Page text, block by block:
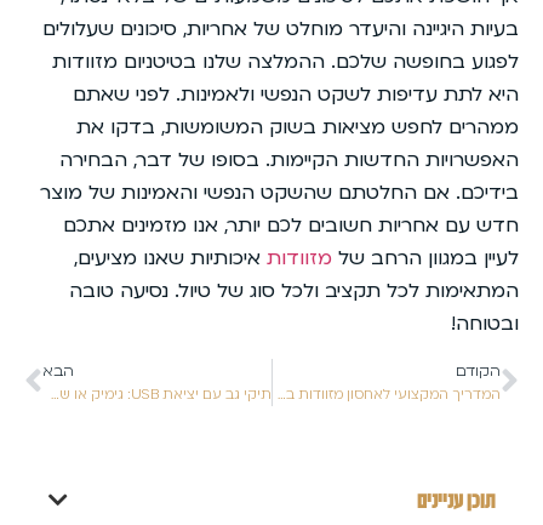
בעיות היגיינה והיעדר מוחלט של אחריות, סיכונים שעלולים
לפגוע בחופשה שלכם. ההמלצה שלנו בטיטניום מזוודות
היא לתת עדיפות לשקט הנפשי ולאמינות. לפני שאתם
ממהרים לחפש מציאות בשוק המשומשות, בדקו את
האפשרויות החדשות הקיימות. בסופו של דבר, הבחירה
בידיכם. אם החלטתם שהשקט הנפשי והאמינות של מוצר
חדש עם אחריות חשובים לכם יותר, אנו מזמינים אתכם
לעיין במגוון הרחב של מזוודות איכותיות שאנו מציעים,
המתאימות לכל תקציב ולכל סוג של טיול. נסיעה טובה
ובטוחה!
הקודם
המדריך המקצועי לאחסון מזוודות בבית: כך תשמרו עליהן לאורך שנים
הבא
תיקי גב עם יציאת USB: גימיק או שדרוג חיוני?
תוכן עניינים